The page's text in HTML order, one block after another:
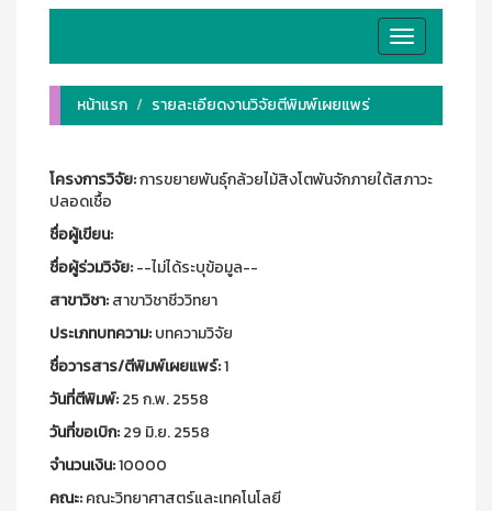
Toggle
navigation
หน้าแรก
รายละเอียดงานวิจัยตีพิมพ์เผยแพร่
โครงการวิจัย:การขยายพันธุ์กล้วยไม้สิงโตพันจักภายใต้สภาวะ
ปลอดเชื้อ
ชื่อผู้เขียน:
ชื่อผู้ร่วมวิจัย:--ไม่ได้ระบุข้อมูล--
สาขาวิชา:สาขาวิชาชีววิทยา
ประเภทบทความ:บทความวิจัย
ชื่อวารสาร/ตีพิมพ์เผยแพร์:1
วันที่ตีพิมพ์:25 ก.พ. 2558
วันที่ขอเบิก:29 มิ.ย. 2558
จำนวนเงิน:10000
คณะ:คณะวิทยาศาสตร์และเทคโนโลยี